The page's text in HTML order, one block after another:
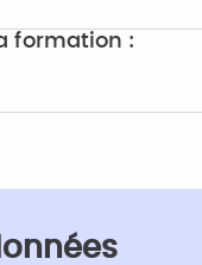
formation :